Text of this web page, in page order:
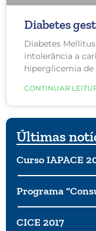
Diabetes
Diabetes
intolerância a
hiperglicemia de
CONTINUAR
Últimas
Curso IAPACE
Programa
CICE 2017